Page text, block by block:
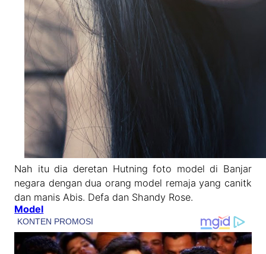
Nah itu dia deretan Hutning foto model di Banjar
negara dengan dua orang model remaja yang canitk
dan manis Abis. Defa dan Shandy Rose.
Model